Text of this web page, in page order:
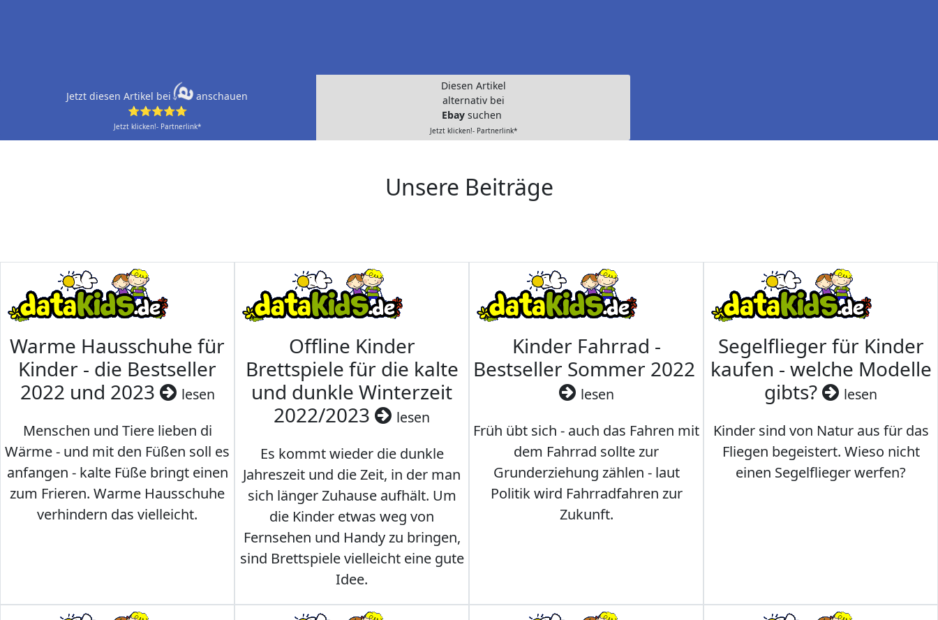
Jetzt diesen Artikel bei
anschauen
⭐⭐⭐⭐⭐
Jetzt klicken!- Partnerlink*
Diesen Artikel
alternativ bei
Ebay suchen
Jetzt klicken!- Partnerlink*
Unsere Beiträge
Warme Hausschuhe für
Kinder - die Bestseller
2022 und 2023
lesen
Menschen und Tiere lieben di
Wärme - und mit den Füßen soll es
anfangen - kalte Füße bringt einen
zum Frieren. Warme Hausschuhe
verhindern das vielleicht.
Offline Kinder
Brettspiele für die kalte
und dunkle Winterzeit
2022/2023
lesen
Es kommt wieder die dunkle
Jahreszeit und die Zeit, in der man
sich länger Zuhause aufhält. Um
die Kinder etwas weg von
Fernsehen und Handy zu bringen,
sind Brettspiele vielleicht eine gute
Idee.
Kinder Fahrrad -
Bestseller Sommer 2022
lesen
Früh übt sich - auch das Fahren mit
dem Fahrrad sollte zur
Grunderziehung zählen - laut
Politik wird Fahrradfahren zur
Zukunft.
Segelflieger für Kinder
kaufen - welche Modelle
gibts?
lesen
Kinder sind von Natur aus für das
Fliegen begeistert. Wieso nicht
einen Segelflieger werfen?